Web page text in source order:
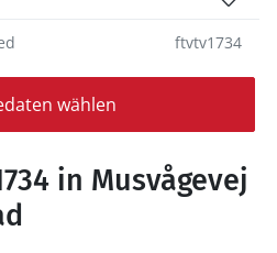
ftvtv1734
wählen
in Musvågevej